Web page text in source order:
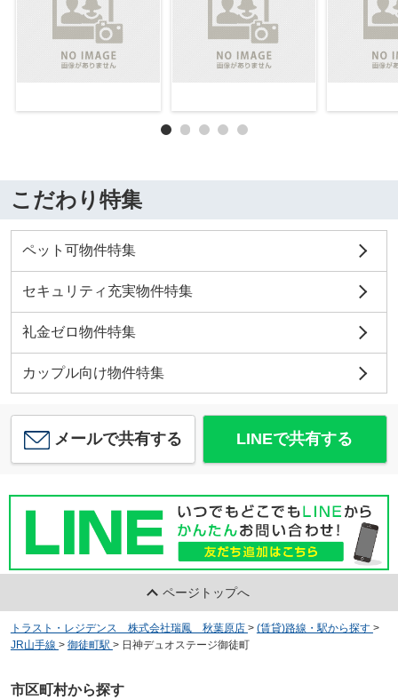
こだわり特集
ペット可物件特集
セキュリティ充実物件特集
礼金ゼロ物件特集
カップル向け物件特集
メールで共有する LINEで共有する
ページトップへ
トラスト・レジデンス 株式会社瑞鳳 秋葉原店 > (賃貸)路線・駅から探す >
JR山手線 > 御徒町駅 > 日神デュオステージ御徒町
市区町村から探す